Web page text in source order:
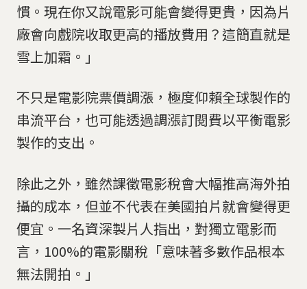
慣。現在你又說電影可能會變得更貴，因為片
廠會向戲院收取更高的播放費用？這簡直就是
雪上加霜。」
不只是電影院票價調漲，極度仰賴全球製作的
串流平台，也可能透過調漲訂閱費以平衡電影
製作的支出。
除此之外，雖然課徵電影稅會大幅推高海外拍
攝的成本，但並不代表在美國拍片就會變得更
便宜。一名資深製片人指出，對獨立電影而
言，100%的電影關稅「意味著多數作品根本
無法開拍。」